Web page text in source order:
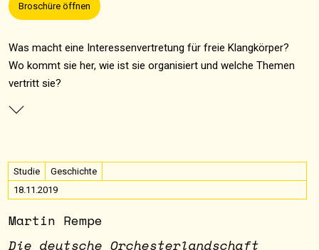
Broschüre öffnen
Was macht eine Interessenvertretung für freie Klangkörper?
Wo kommt sie her, wie ist sie organisiert und welche Themen
vertritt sie?
Studie
Geschichte
18.11.2019
Martin Rempe
Die deutsche Orchesterlandschaft